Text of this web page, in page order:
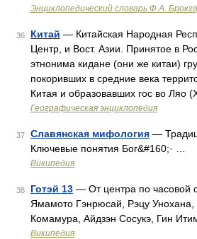
Энциклопедический словарь Ф.А.
36 Китай — Китайская Народная
Центр, и Вост. Азии. Принятое в
этнонима кидане (они же китаи)
покоривших в средние века
Китая и образовавших гос во Ляо
Географическая энциклопедия
37 Славянская мифология —
Ключевые понятия Бог&#160;· …
Википедия
38 Готэй 13 — От центра по часовой
Ямамото Гэнрюсай, Рэцу Унохана,
Комамура, Айдзэн Сосукэ, Гин
Википедия